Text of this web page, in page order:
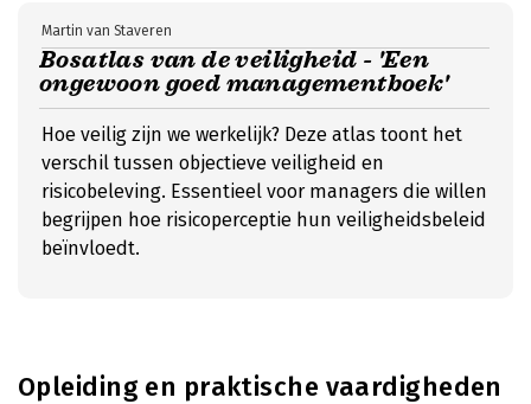
Bosatlas van de veiligheid - 'Een
ongewoon goed managementboek'
Martin van Staveren
Hoe veilig zijn we werkelijk? Deze atlas toont het
verschil tussen objectieve veiligheid en
risicobeleving. Essentieel voor managers die willen
begrijpen hoe risicoperceptie hun veiligheidsbeleid
beïnvloedt.
Opleiding en praktische vaardigheden